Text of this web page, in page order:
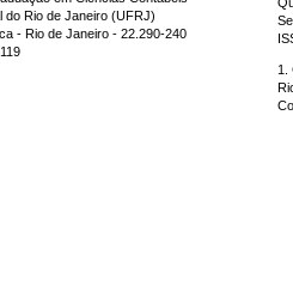
do Rio de Janeiro (UFRJ)
- Rio de Janeiro - 22.290-240
1.